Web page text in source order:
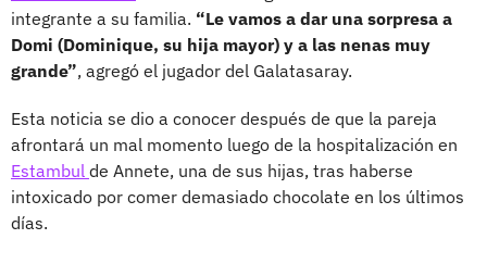
integrante a su familia. “Le vamos a dar una sorpresa a
Domi (Dominique, su hija mayor) y a las nenas muy
grande”, agregó el jugador del Galatasaray.
Esta noticia se dio a conocer después de que la pareja
afrontará un mal momento luego de la hospitalización en
Estambul de Annete, una de sus hijas, tras haberse
intoxicado por comer demasiado chocolate en los últimos
días.